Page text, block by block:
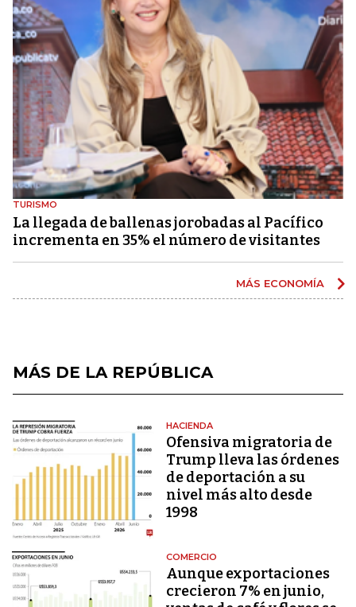
TURISMO
La llegada de ballenas jorobadas al Pacífico
incrementa en 35% el número de visitantes
MÁS ECONOMÍA
MÁS DE LA REPÚBLICA
HACIENDA
Ofensiva migratoria de
Trump lleva las órdenes
de deportación a su
nivel más alto desde
1998
COMERCIO
Aunque exportaciones
crecieron 7% en junio,